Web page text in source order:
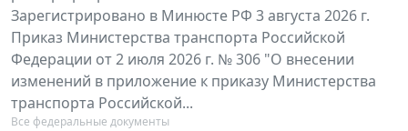
Зарегистрировано в Минюсте РФ 3 августа 2026 г.
Приказ Министерства транспорта Российской
Федерации от 2 июля 2026 г. № 306 "О внесении
изменений в приложение к приказу Министерства
транспорта Российской...
Все федеральные документы